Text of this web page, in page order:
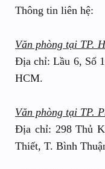
Thông tin liên hệ:
Văn phòng tại TP.
Địa chỉ: Lầu 6, Số
HCM.
Văn phòng tại TP.
Địa chỉ: 298 Thủ
Thiết, T. Bình